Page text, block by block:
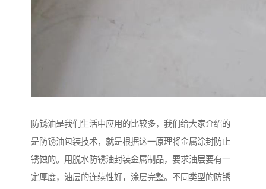
防锈油是我们生活中应用的比较多，我们给大家介绍的
是防锈油包装技术，就是根据这一原理将金属涂封防止
锈蚀的。用脱水防锈油封装金属制品，要求油层要有一
定厚度，油层的连续性好，涂层完整。不同类型的防锈